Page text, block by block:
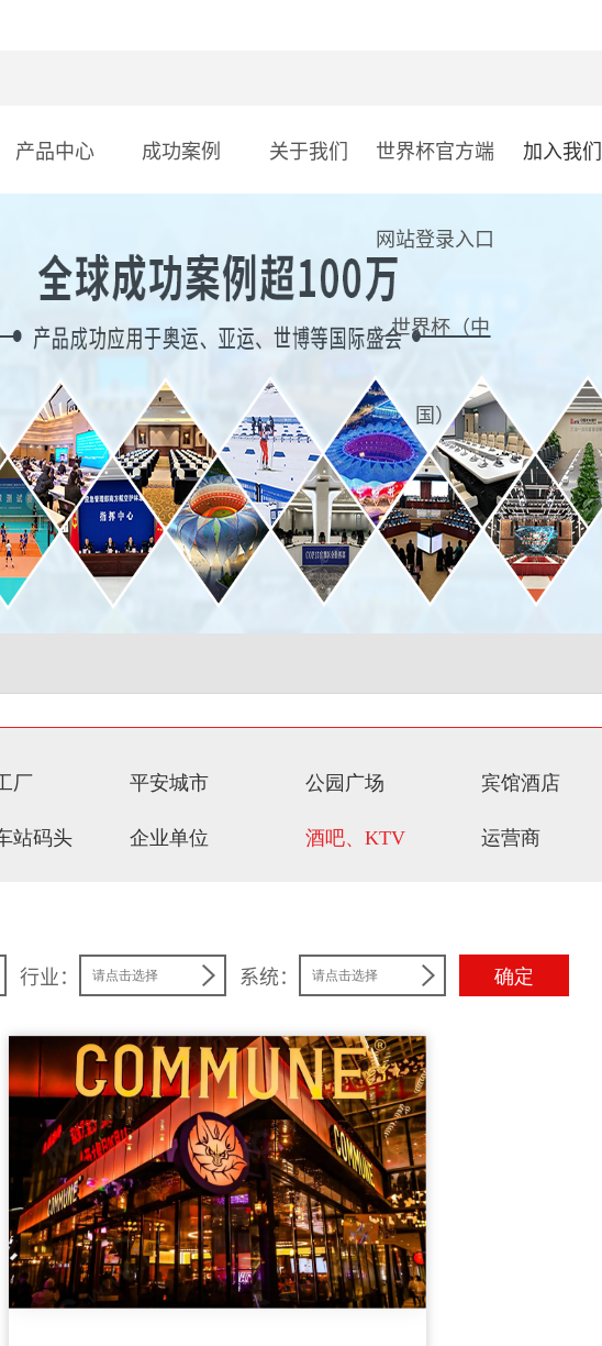
产品中心 成功案例 关于我们 世界杯官方端
网站登录入口
_世界杯（中
国）
加入我们
厂 平安城市 公园广场 宾馆酒店
站码头 企业单位 酒吧、KTV 运营商
行业： 系统： 确定